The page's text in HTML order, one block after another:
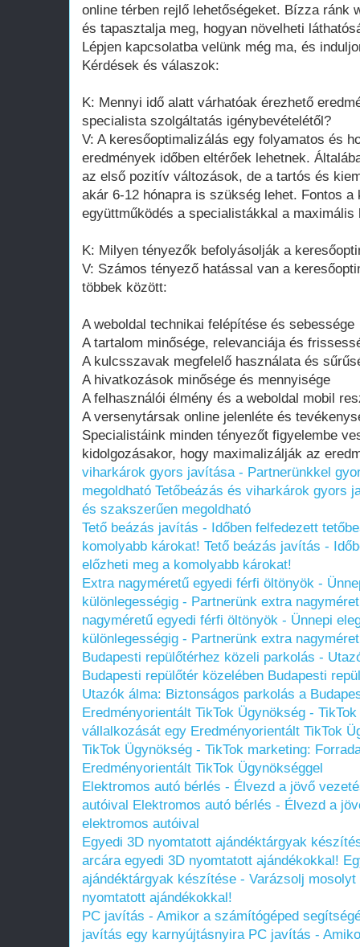
online térben rejlő lehetőségeket. Bízza ránk
és tapasztalja meg, hogyan növelheti
Lépjen kapcsolatba velünk még ma, és
Kérdések és válaszok:
K: Mennyi idő alatt várhatóak érezhető
specialista szolgáltatás igénybevételétől?
V: A keresőoptimalizálás egy folyamatos és
eredmények időben eltérőek lehetnek.
az első pozitív változások, de a tartós és
akár 6-12 hónapra is szükség lehet. Fontos
együttműködés a specialistákkal a maximális
K: Milyen tényezők befolyásolják a
V: Számos tényező hatással van a
többek között:
A weboldal technikai felépítése és sebessége
A tartalom minősége, relevanciája és
A kulcsszavak megfelelő használata és
A hivatkozások minősége és mennyisége
A felhasználói élmény és a weboldal mobil
A versenytársak online jelenléte és
Specialistáink minden tényezőt figyelembe
kidolgozásakor, hogy maximalizálják az
viharkárok gyors javítása - Partnerünkkel
megoldható Tetőbeázás és viharkárok gyors
és szakszerűen megoldható
Tető beázás javítás - Időben felfedezett
komolyabb károkat! Tető beázás javítás -
előzheti meg a komolyabb károkat!
Extra nagyméretű egyedi férfi öltönyök -
különlegességig - Partnerünk extra
nagyméretű egyedi férfi öltönyök - Ünnepi
különlegességig - Partnerünk extra
Budapesti repülőtérhez közeli parkolás -
Budapesti repülőtér közelében Budapesti
Utazók álma: Biztonságos parkolás a
Eredményorientált TikTok Ügynökség -
vállalkozását egy Eredményorientált TikTok
TikTok Ügynökség - TikTok marketing:
Eredményorientált TikTok Ügynökséggel
Elektromos autó bérlés - Élvezd a jövő
autóival Elektromos autó bérlés - Élvezd a
elektromos autóival
Egyedi 3D nyomtatott ajándéktárgyak
arcára egyedi 3D nyomtatott ajándékokkal!
ajándéktárgyak készítése - Varázsolj
nyomtatott ajándékokkal!
PC javítás - Amikor a számítógéped
javítás egy karnyújtásnyira PC javítás -